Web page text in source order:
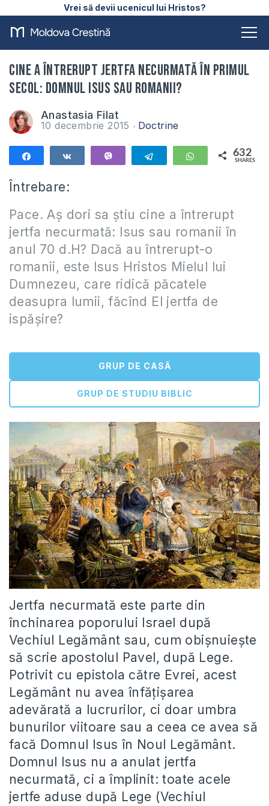
Vrei să devii ucenicul lui Hristos?
Cine a întrerupt jertfa necurmată în primul
secol: Domnul Isus sau romanii?
Anastasia Filat
10 decembrie 2015 Doctrine
Telegram WhatsApp
632
SHARES
Întrebare:
Pace. Aș dori sa știu cine a întrerupt
jertfa necurmată: Isus sau romanii în
anul 70 d.H? Dacă au întrerupt-o
romanii, este Isus Hristos Mielul lui
Dumnezeu, care ridică păcatele
deasupra lumii, făcînd El jertfa de
ispășire?
GRUP DE CASĂ
GRUP DE STUDIU BIBLIC
Jertfa necurmată este parte din
închinarea poporului Israel după
Vechiul Legământ sau, cum obișnuiește
să scrie apostolul Pavel, după Lege.
Potrivit cu epistola către Evrei, acest
Legământ nu avea înfățișarea
adevărată a lucrurilor, ci doar umbra
bunurilor viitoare sau a ceea ce avea să
facă Domnul Isus în Noul Legământ.
Domnul Isus nu a anulat jertfa
necurmată, ci a împlinit: toate acele
jertfe aduse după Lege (Vechiul